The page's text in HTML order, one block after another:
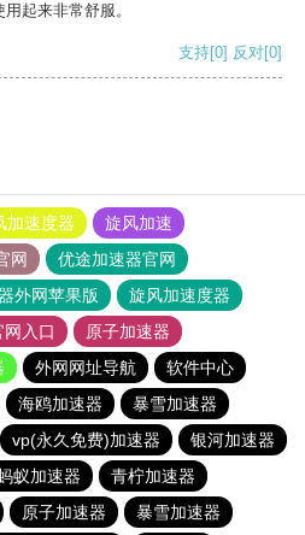
起来非常舒服。
支持[0] 反对[0]
加速度器
旋风加速
网
优途加速器官网
外网苹果版
旋风加速度器
入口
原子加速器
外网网址导航
软件中心
海鸥加速器
暴雪加速器
vp(永久免费)加速器
银河加速器
蚁加速器
青柠加速器
原子加速器 暴雪加速器